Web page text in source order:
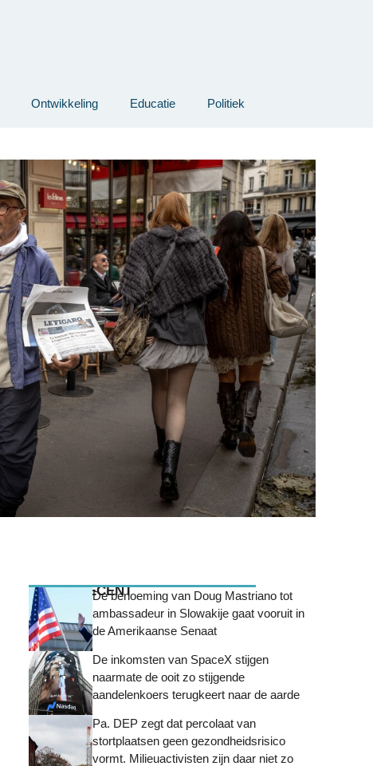
Ontwikkeling Educatie Politiek
MEEST RECENTDe benoeming van Doug Mastriano tot
ambassadeur in Slowakije gaat vooruit in
de Amerikaanse Senaat
De inkomsten van SpaceX stijgen
naarmate de ooit zo stijgende
aandelenkoers terugkeert naar de aarde
Pa. DEP zegt dat percolaat van
stortplaatsen geen gezondheidsrisico
vormt. Milieuactivisten zijn daar niet zo